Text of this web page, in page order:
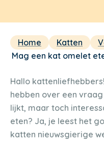
Home Katten
Mag een kat omelet
Hallo
hebben over een
lijkt, maar toch
eten? Ja, je leest het
katten nieuwsgierige